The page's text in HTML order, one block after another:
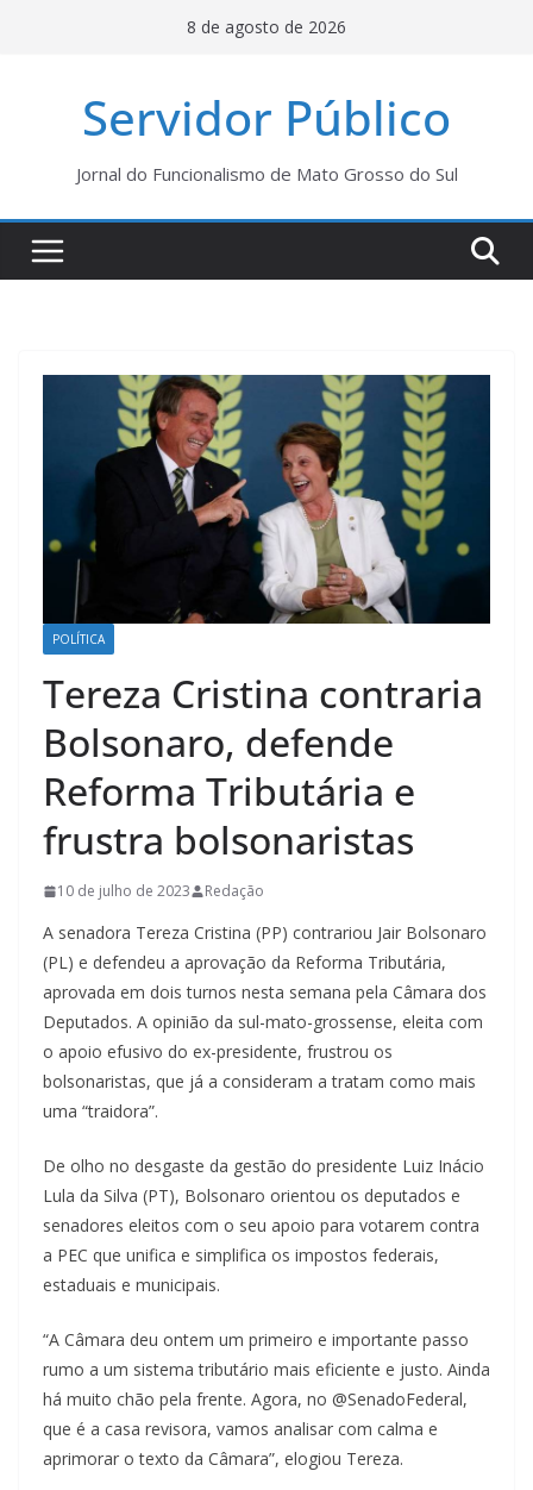
8 de agosto de 2026
Servidor Público
Jornal do Funcionalismo de Mato Grosso do Sul
POLÍTICA
Tereza Cristina contraria
Bolsonaro, defende
Reforma Tributária e
frustra bolsonaristas
10 de julho de 2023 Redação
A senadora Tereza Cristina (PP) contrariou Jair Bolsonaro
(PL) e defendeu a aprovação da Reforma Tributária,
aprovada em dois turnos nesta semana pela Câmara dos
Deputados. A opinião da sul-mato-grossense, eleita com
o apoio efusivo do ex-presidente, frustrou os
bolsonaristas, que já a consideram a tratam como mais
uma “traidora”.
De olho no desgaste da gestão do presidente Luiz Inácio
Lula da Silva (PT), Bolsonaro orientou os deputados e
senadores eleitos com o seu apoio para votarem contra
a PEC que unifica e simplifica os impostos federais,
estaduais e municipais.
“A Câmara deu ontem um primeiro e importante passo
rumo a um sistema tributário mais eficiente e justo. Ainda
há muito chão pela frente. Agora, no @SenadoFederal,
que é a casa revisora, vamos analisar com calma e
aprimorar o texto da Câmara”, elogiou Tereza.